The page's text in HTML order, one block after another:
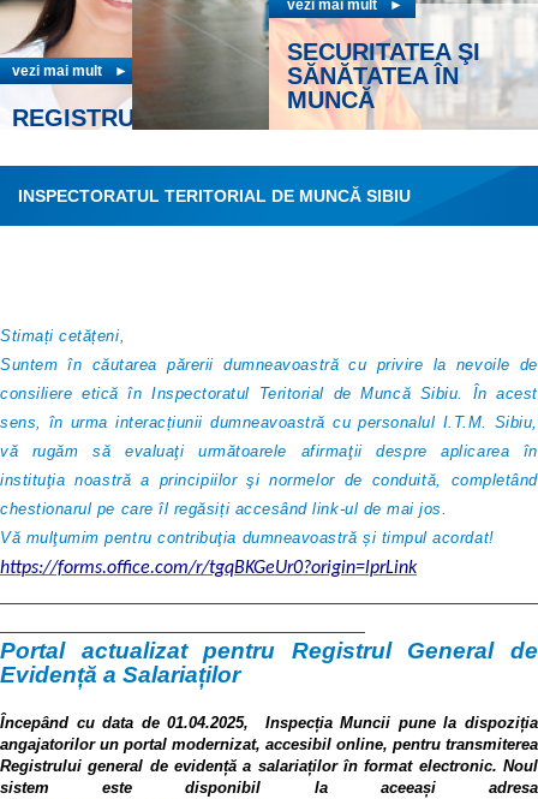
REGISTRUL
EVIDENŢĂ A
SALARIAŢILOR
vezi mai mult ►
SECURITATEA ŞI
SĂNĂTATEA ÎN
MUNCĂ
vezi mai mult ►
INSPECTORATUL TERITORIAL DE MUNCĂ SIBIU
Stimați cetățeni,
Suntem în căutarea părerii dumneavoastră cu privire la nevoile de
consiliere etică în Inspectoratul Teritorial de Muncă Sibiu. În acest
sens, în urma interacțiunii dumneavoastră cu personalul I.T.M. Sibiu,
vă rugăm să evaluaţi următoarele afirmaţii despre aplicarea în
instituţia noastră a principiilor şi normelor de conduită, completând
chestionarul pe care îl regăsiți accesând link-ul de mai jos.
Vă mulţumim pentru contribuţia dumneavoastră și timpul acordat!
https://forms.office.com/r/tgqBKGeUr0?origin=lprLink
Portal actualizat pentru Registrul General de
Evidență a Salariaților
Începând cu data de 01.04.2025, Inspecția Muncii pune la dispoziția
angajatorilor un portal modernizat, accesibil online, pentru transmiterea
Registrului general de evidență a salariaților în format electronic. Noul
sistem este disponibil la aceeași adresa